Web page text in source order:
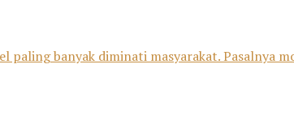
paling banyak diminati masyarakat. Pasalnya